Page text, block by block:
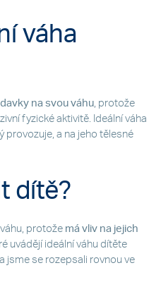
váha
na svou váhu , protože
fyzické aktivitě. Ideální váha
provozuje, a na jeho tělesné
dítě?
protože má vliv na jejich
uvádějí ideální váhu dítěte
jsme se rozepsali rovnou ve